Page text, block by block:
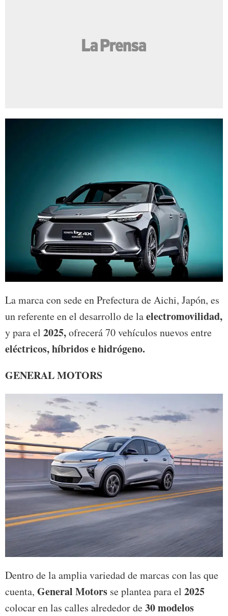
La marca con sede en Prefectura de Aichi, Japón, es
un referente en el desarrollo de laelectromovilidad,
y para el 2025,ofrecerá 70 vehículos nuevos entre
eléctricos, híbridos e hidrógeno.
GENERAL MOTORS
Dentro de la amplia variedad de marcas con las que
cuenta, General Motors se plantea para el 2025
colocar en las calles alrededor de30 modelos